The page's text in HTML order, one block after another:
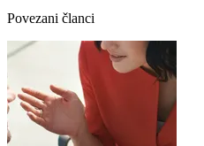
Povezani članci